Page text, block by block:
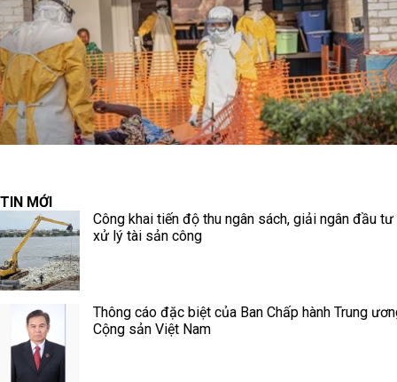
TIN MỚI
Công khai tiến độ thu ngân sách, giải ngân đầu
xử lý tài sản công
Thông cáo đặc biệt của Ban Chấp hành Trung
Cộng sản Việt Nam